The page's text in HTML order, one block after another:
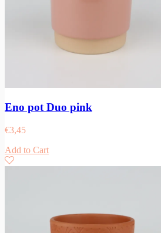
Eno pot Duo pink
€3,45
Add to Cart